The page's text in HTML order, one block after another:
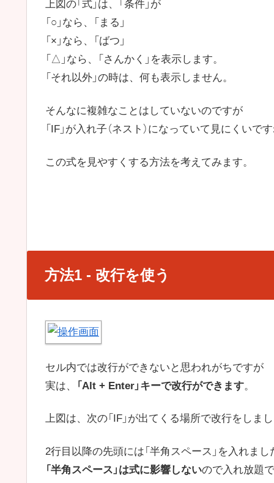
上図の「式」は、「条件」が
「○」なら、「まる」
「×」なら、「ばつ」
「△」なら、「さんかく」を表示します。
「それ以外」の時は、何も表示しません。
そんなに複雑なことはしていないのですが
「IF」が入れ子（ネスト）になっていて見にくいで
この式を見やすくする方法を考えてみます。
方法1 - 改行を使う
セル内では改行ができないと思われがちですが
実は、
「Alt + Enter」キーで改行ができます。
上図は、次の「IF」が出てくる場所で改行をしま
2行目以降の先頭には「半角スペース」を入れまし
「半角スペース」は式に影響しないので入れ放題